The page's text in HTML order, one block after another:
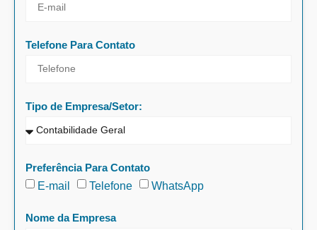
Telefone Para Contato
Tipo de Empresa/Setor:
Preferência Para Contato
E-mail
Telefone WhatsApp
Nome da Empresa